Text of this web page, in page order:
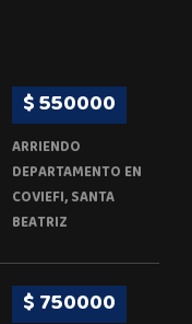
$ 550000
ARRIENDO
DEPARTAMENTO EN
COVIEFI, SANTA
BEATRIZ
$ 750000